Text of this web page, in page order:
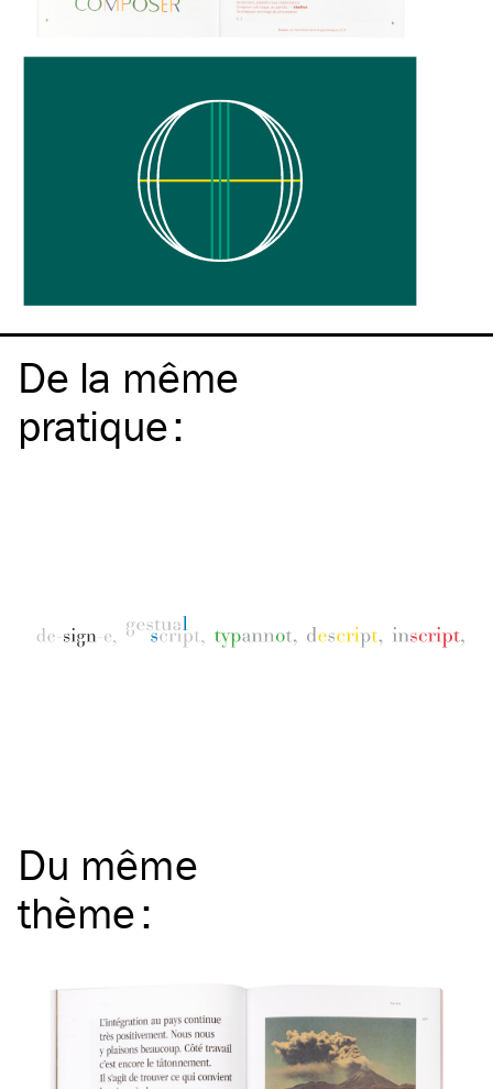
De la même
pratique:
Du même
thème: